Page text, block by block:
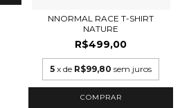
NNORMAL RACE T-SHIRT
NATURE
R$499,00
5 x de R$99,80 sem juros
COMPRAR